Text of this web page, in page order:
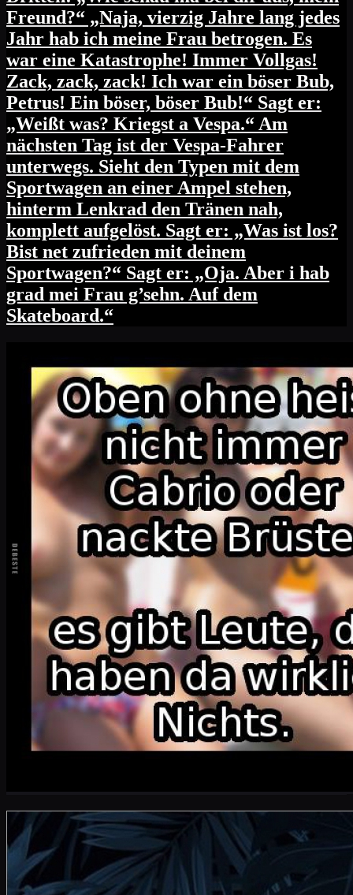
Freund?“ „Naja, vierzig Jahre lang jedes
Jahr hab ich meine Frau betrogen. Es
war eine Katastrophe! Immer Vollgas!
Zack, zack, zack! Ich war ein böser Bub,
Petrus! Ein böser, böser Bub!“ Sagt er:
„Weißt was? Kriegst a Vespa.“ Am
nächsten Tag ist der Vespa-Fahrer
unterwegs. Sieht den Typen mit dem
Sportwagen an einer Ampel stehen,
hinterm Lenkrad den Tränen nah,
komplett aufgelöst. Sagt er: „Was ist los?
Bist net zufrieden mit deinem
Sportwagen?“ Sagt er: „Oja. Aber i hab
grad mei Frau g’sehn. Auf dem
Skateboard.“